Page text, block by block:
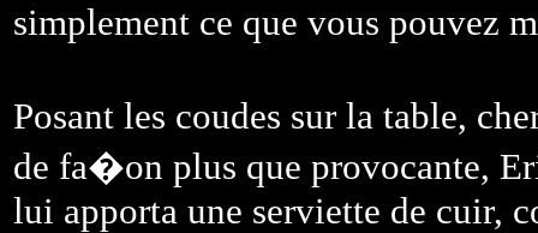
simplement ce que vous
Posant les coudes sur la table,
de fa�on plus que provocante,
lui apporta une serviette de cuir,